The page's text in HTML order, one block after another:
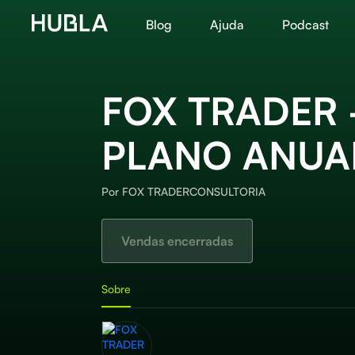
Blog Ajuda Podcast
FOX TRADER
PLANO
Por FOX TRADERCONSULTORIA
Vendas encerradas
Sobre